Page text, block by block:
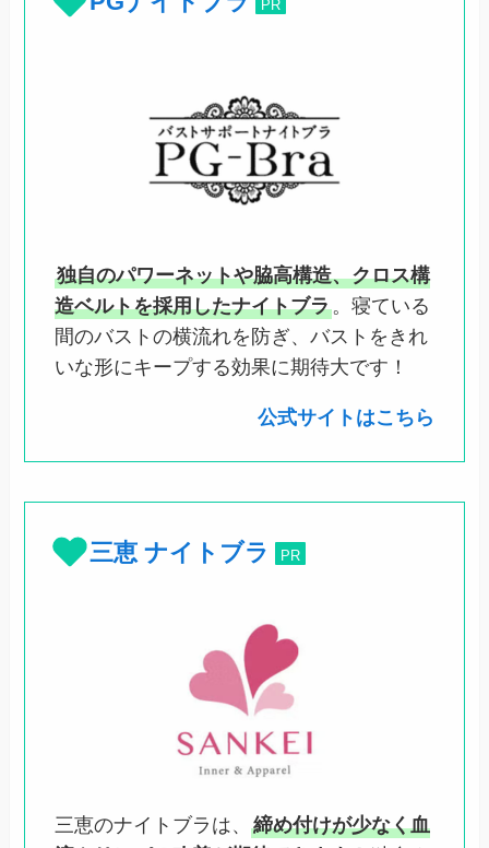
PR
独自のパワーネットや脇高構造、クロス構
造ベルトを採用したナイトブラ。寝ている
間のバストの横流れを防ぎ、バストをきれ
いな形にキープする効果に期待大です！
公式サイトはこちら
三恵 ナイトブラ PR
三恵のナイトブラは、締め付けが少なく血